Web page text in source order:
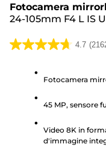
Fotocamera
24-105mm F4 L IS
4.7
4.7
stelle.
recensioni
Fotocamera
45 MP, sensore
Video 8K in
d'immagine